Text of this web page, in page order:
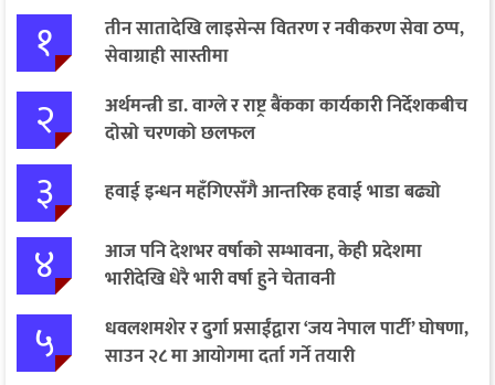
१
तीन सातादेखि लाइसेन्स वितरण र नवीकरण सेवा ठप्प,
सेवाग्राही सास्तीमा
२
अर्थमन्त्री डा. वाग्ले र राष्ट्र बैंकका कार्यकारी निर्देशकबीच
दोस्रो चरणको छलफल
३ हवाई इन्धन महँगिएसँगै आन्तरिक हवाई भाडा बढ्यो
४
आज पनि देशभर वर्षाको सम्भावना, केही प्रदेशमा
भारीदेखि धेरै भारी वर्षा हुने चेतावनी
५
धवलशमशेर र दुर्गा प्रसाईंद्वारा ‘जय नेपाल पार्टी’ घोषणा,
साउन २८ मा आयोगमा दर्ता गर्ने तयारी